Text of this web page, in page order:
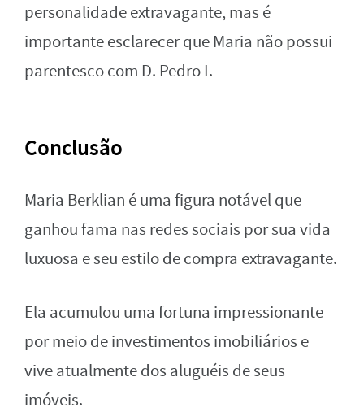
personalidade extravagante, mas é
importante esclarecer que Maria não possui
parentesco com D. Pedro I.
Conclusão
Maria Berklian é uma figura notável que
ganhou fama nas redes sociais por sua vida
luxuosa e seu estilo de compra extravagante.
Ela acumulou uma fortuna impressionante
por meio de investimentos imobiliários e
vive atualmente dos aluguéis de seus
imóveis.